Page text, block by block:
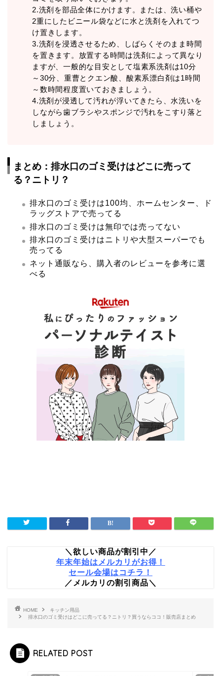
2.洗剤を部品全体にかけます。または、洗い桶や
2重にしたビニール袋などに水と洗剤を入れてつ
け置きします。
3.洗剤を浸透させるため、しばらくそのまま時間
を置きます。放置する時間は洗剤によって異なり
ますが、一般的な目安として塩素系洗剤は10分
～30分、重曹とクエン酸、酸素系漂白剤は1時間
～数時間程度置いておきましょう。
4.洗剤が浸透して汚れが浮いてきたら、水洗いを
しながら歯ブラシやスポンジで汚れをこすり落と
しましょう。
まとめ：排水口のゴミ受けはどこに売って
る？ニトリ？
排水口のゴミ受けは100均、ホームセンター、ド
ラッグストアで売ってる
排水口のゴミ受けは無印では売ってない
排水口のゴミ受けはニトリや大型スーパーでも
売ってる
ネット通販なら、購入者のレビューを参考に選
べる
＼欲しい商品が割引中／
年末年始はメルカリがお得！
セール会場はコチラ！
／メルカリの割引商品＼
HOME
キッチン用品
排水口のゴミ受けはどこに売ってる？ニトリ？買うならココ！販売店まとめ
RELATED POST